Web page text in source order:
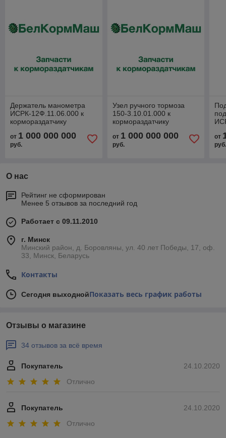
Держатель манометра
ИСРК-12Ф.11.06.000 к
кормораздатчику
от 1 000 000 000
руб.
Узел ручного тормоза
150-3.10.01.000 к
кормораздатчику
от 1 000 000 000
руб.
от
О нас
Рейтинг не сформирован
Менее 5 отзывов за последний год
Работает с 09.11.2010
г. Минск
Минский район, д. Боровляны, ул. 40 лет Победы, 17, оф.
33, Минск, Беларусь
Контакты
Сегодня выходнойПоказать весь график работы
Отзывы о магазине
34 отзывов за всё время
24.10.2020
Покупатель
Отлично
24.10.2020
Покупатель
Отлично